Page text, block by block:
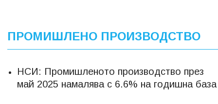
ПРОМИШЛЕНО ПРОИЗВОДСТВО
НСИ: Промишленото производство през
май 2025 намалява с 6.6% на годишна база